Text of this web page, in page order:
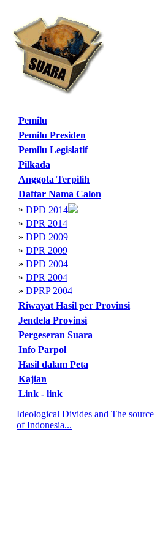
Pemilu
Pemilu Presiden
Pemilu Legislatif
Pilkada
Anggota Terpilih
Daftar Nama Calon
» DPD 2014
» DPR 2014
» DPD 2009
» DPR 2009
» DPD 2004
» DPR 2004
» DPRP 2004
Riwayat Hasil per Provinsi
Jendela Provinsi
Pergeseran Suara
Info Parpol
Hasil dalam Peta
Kajian
Link - link
Ideological Divides and The source
of Indonesia...